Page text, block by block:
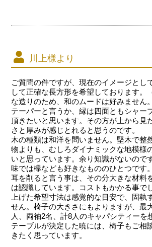
川上様より
ご質問の件ですが、現在のイメージとし
して正確な長方形を希望しております。
な造りのため、和のムードは好みません
テーパーと言うか、縁は四面ともシャー
頂きたいと思います。その方が上から見
さと厚みが感じとれると思うのです。
木の種類は和洋を問いません。堅木で整
物よりも、むしろダイナミックな地模様
いと思っています。余り知識がないので
味では欅なども好きなもののひとつです。
耳を削ると言う事は、その分大きな材料
は認識しています。コストもかかる事で
上げた希望寸法は感覚的な目安で、固執
せん。椅子の大きさにもよりますが、最
人、両袖2名、計8人のキャパシティーを
テーブルが決定した暁には、椅子もご相
きたく思っています。